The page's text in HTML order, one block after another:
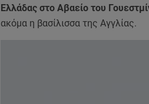
Ελλάδας στο Αβαείο του
ακόμα η βασίλισσα της Αγγλίας.